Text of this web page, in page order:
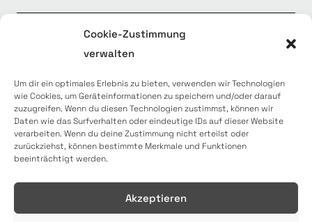
Cookie-Zustimmung
verwalten
Um dir ein optimales Erlebnis zu bieten, verwenden wir Technologien
wie Cookies, um Geräteinformationen zu speichern und/oder darauf
zuzugreifen. Wenn du diesen Technologien zustimmst, können wir
Daten wie das Surfverhalten oder eindeutige IDs auf dieser Website
verarbeiten. Wenn du deine Zustimmung nicht erteilst oder
zurückziehst, können bestimmte Merkmale und Funktionen
beeinträchtigt werden.
Akzeptieren
T +49 (0)345 977 910 80
An der Petruskirche 19
info@normiks.de
Kontakt
Datenschutzerklärung